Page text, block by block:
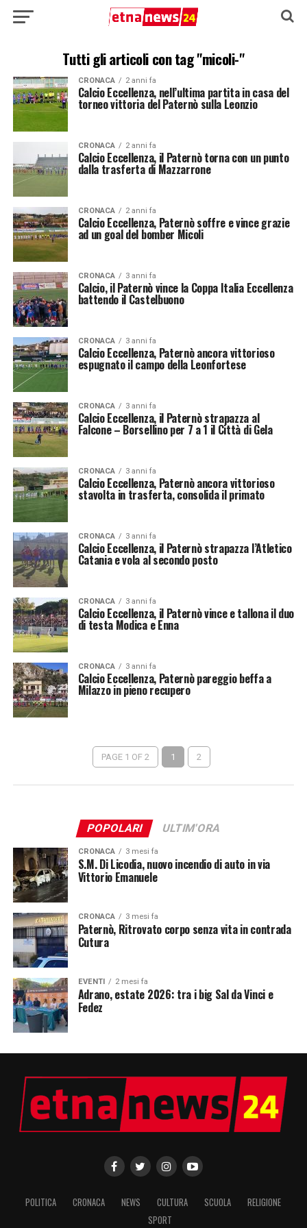
Tutti gli articoli con tag "micoli-"
CRONACA 2 anni fa
Calcio Eccellenza, nell’ultima partita in casa del
torneo vittoria del Paternò sulla Leonzio
CRONACA 2 anni fa
Calcio Eccellenza, il Paternò torna con un punto
dalla trasferta di Mazzarrone
CRONACA 2 anni fa
Calcio Eccellenza, Paternò soffre e vince grazie
ad un goal del bomber Micoli
CRONACA 3 anni fa
Calcio, il Paternò vince la Coppa Italia Eccellenza
battendo il Castelbuono
CRONACA 3 anni fa
Calcio Eccellenza, Paternò ancora vittorioso
espugnato il campo della Leonfortese
CRONACA 3 anni fa
Calcio Eccellenza, il Paternò strapazza al
Falcone – Borsellino per 7 a 1 il Città di Gela
CRONACA 3 anni fa
Calcio Eccellenza, Paternò ancora vittorioso
stavolta in trasferta, consolida il primato
CRONACA 3 anni fa
Calcio Eccellenza, il Paternò strapazza l’Atletico
Catania e vola al secondo posto
CRONACA 3 anni fa
Calcio Eccellenza, il Paternò vince e tallona il duo
di testa Modica e Enna
CRONACA 3 anni fa
Calcio Eccellenza, Paternò pareggio beffa a
Milazzo in pieno recupero
PAGE 1 OF 2 1 2
POPOLARI ULTIM'ORA
CRONACA 3 mesi fa
S.M. Di Licodia, nuovo incendio di auto in via
Vittorio Emanuele
CRONACA 3 mesi fa
Paternò, Ritrovato corpo senza vita in contrada
Cutura
EVENTI 2 mesi fa
Adrano, estate 2026: tra i big Sal da Vinci e
Fedez
POLITICA CRONACA NEWS CULTURA SCUOLA
RELIGIONE
SPORT